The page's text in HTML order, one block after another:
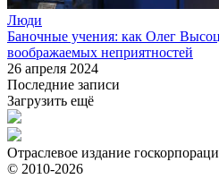
Люди
Баночные учения: как Олег
воображаемых неприятностей
26 апреля 2024
Последние записи
Загрузить ещё
Отраслевое издание
© 2010-2026